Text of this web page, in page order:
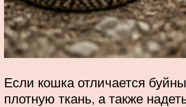
Если кошка отличается
плотную ткань, а также